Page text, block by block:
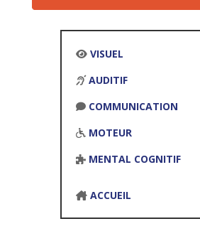
VISUEL
AUDITIF
COMMUNICATION
MOTEUR
MENTAL COGNITIF
ACCUEIL